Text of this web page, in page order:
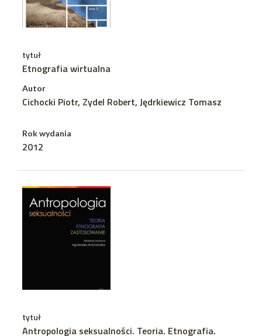
tytuł
Etnografia wirtualna
Autor
Cichocki Piotr, Zydel Robert, Jędrkiewicz Tomasz
Rok wydania
2012
tytuł
Antropologia seksualności. Teoria. Etnografia.